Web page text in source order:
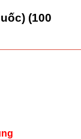
(100